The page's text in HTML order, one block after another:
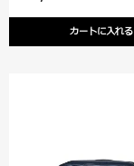
カートに入れる